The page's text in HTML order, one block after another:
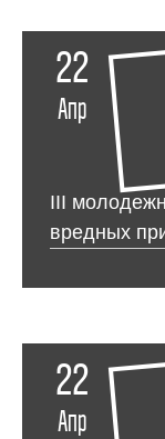
22
Апр
III
вредных
22
Апр